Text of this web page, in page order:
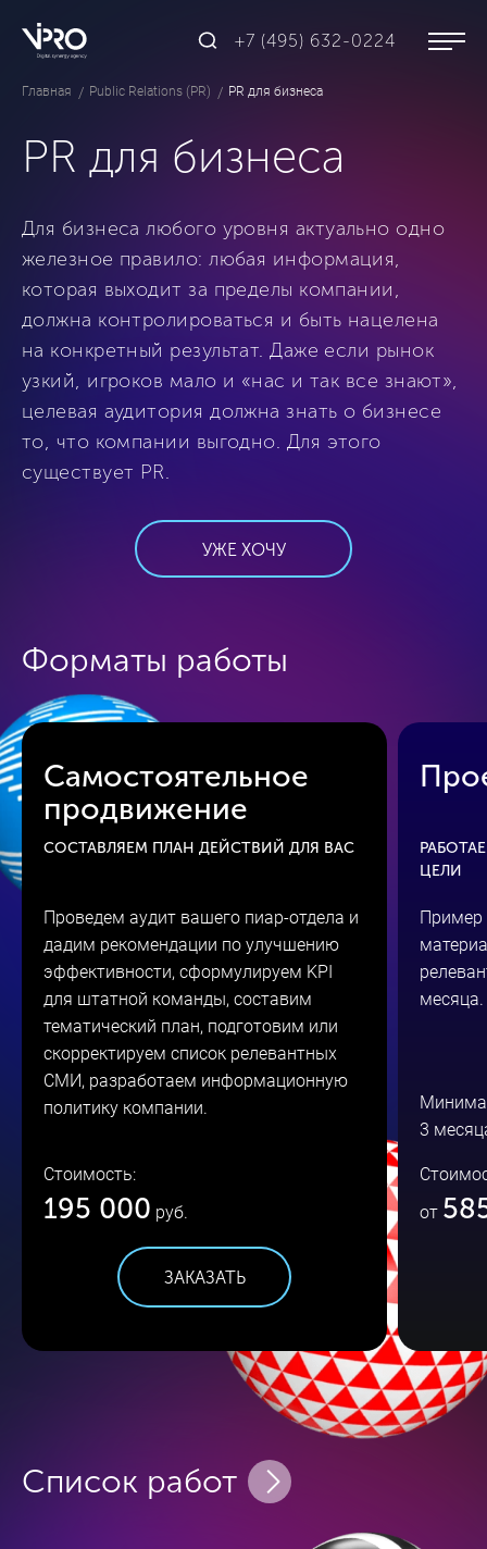
+7 (495) 632-0224
Главная Public Relations (PR) PR для бизнеса
PR для бизнеса
Для бизнеса любого уровня актуально одно
железное правило: любая информация,
которая выходит за пределы компании,
должна контролироваться и быть нацелена
на конкретный результат. Даже если рынок
узкий, игроков мало и «нас и так все знают»,
целевая аудитория должна знать о бизнесе
то, что компании выгодно. Для этого
существует PR.
УЖЕ ХОЧУ
Форматы работы
Самостоятельное
продвижение
СОСТАВЛЯЕМ ПЛАН ДЕЙСТВИЙ ДЛЯ ВАС
Проведем аудит вашего пиар-отдела и
дадим рекомендации по улучшению
эффективности, сформулируем KPI
для штатной команды, составим
тематический план, подготовим или
скорректируем список релевантных
СМИ, разработаем информационную
политику компании.
Стоимость:
195 000 руб.
ЗАКАЗАТЬ
ЦЕЛИ
Пример
месяца.
3
от
Список работ